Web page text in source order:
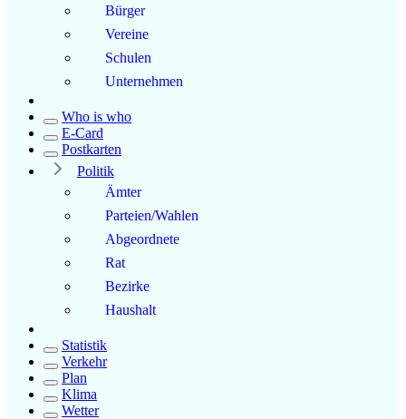
Bürger
Vereine
Schulen
Unternehmen
Who is who
E-Card
Postkarten
Politik
Ämter
Parteien/Wahlen
Abgeordnete
Rat
Bezirke
Haushalt
Statistik
Verkehr
Plan
Klima
Wetter